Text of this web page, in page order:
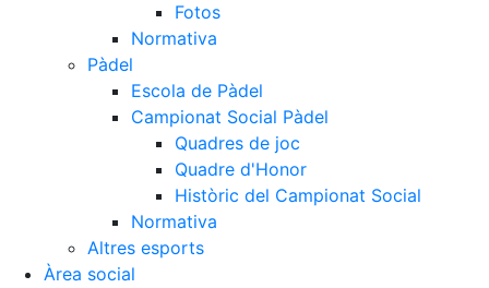
Fotos
Normativa
Pàdel
Escola de Pàdel
Campionat Social Pàdel
Quadres de joc
Quadre d'Honor
Històric del Campionat Social
Normativa
Altres esports
Àrea social